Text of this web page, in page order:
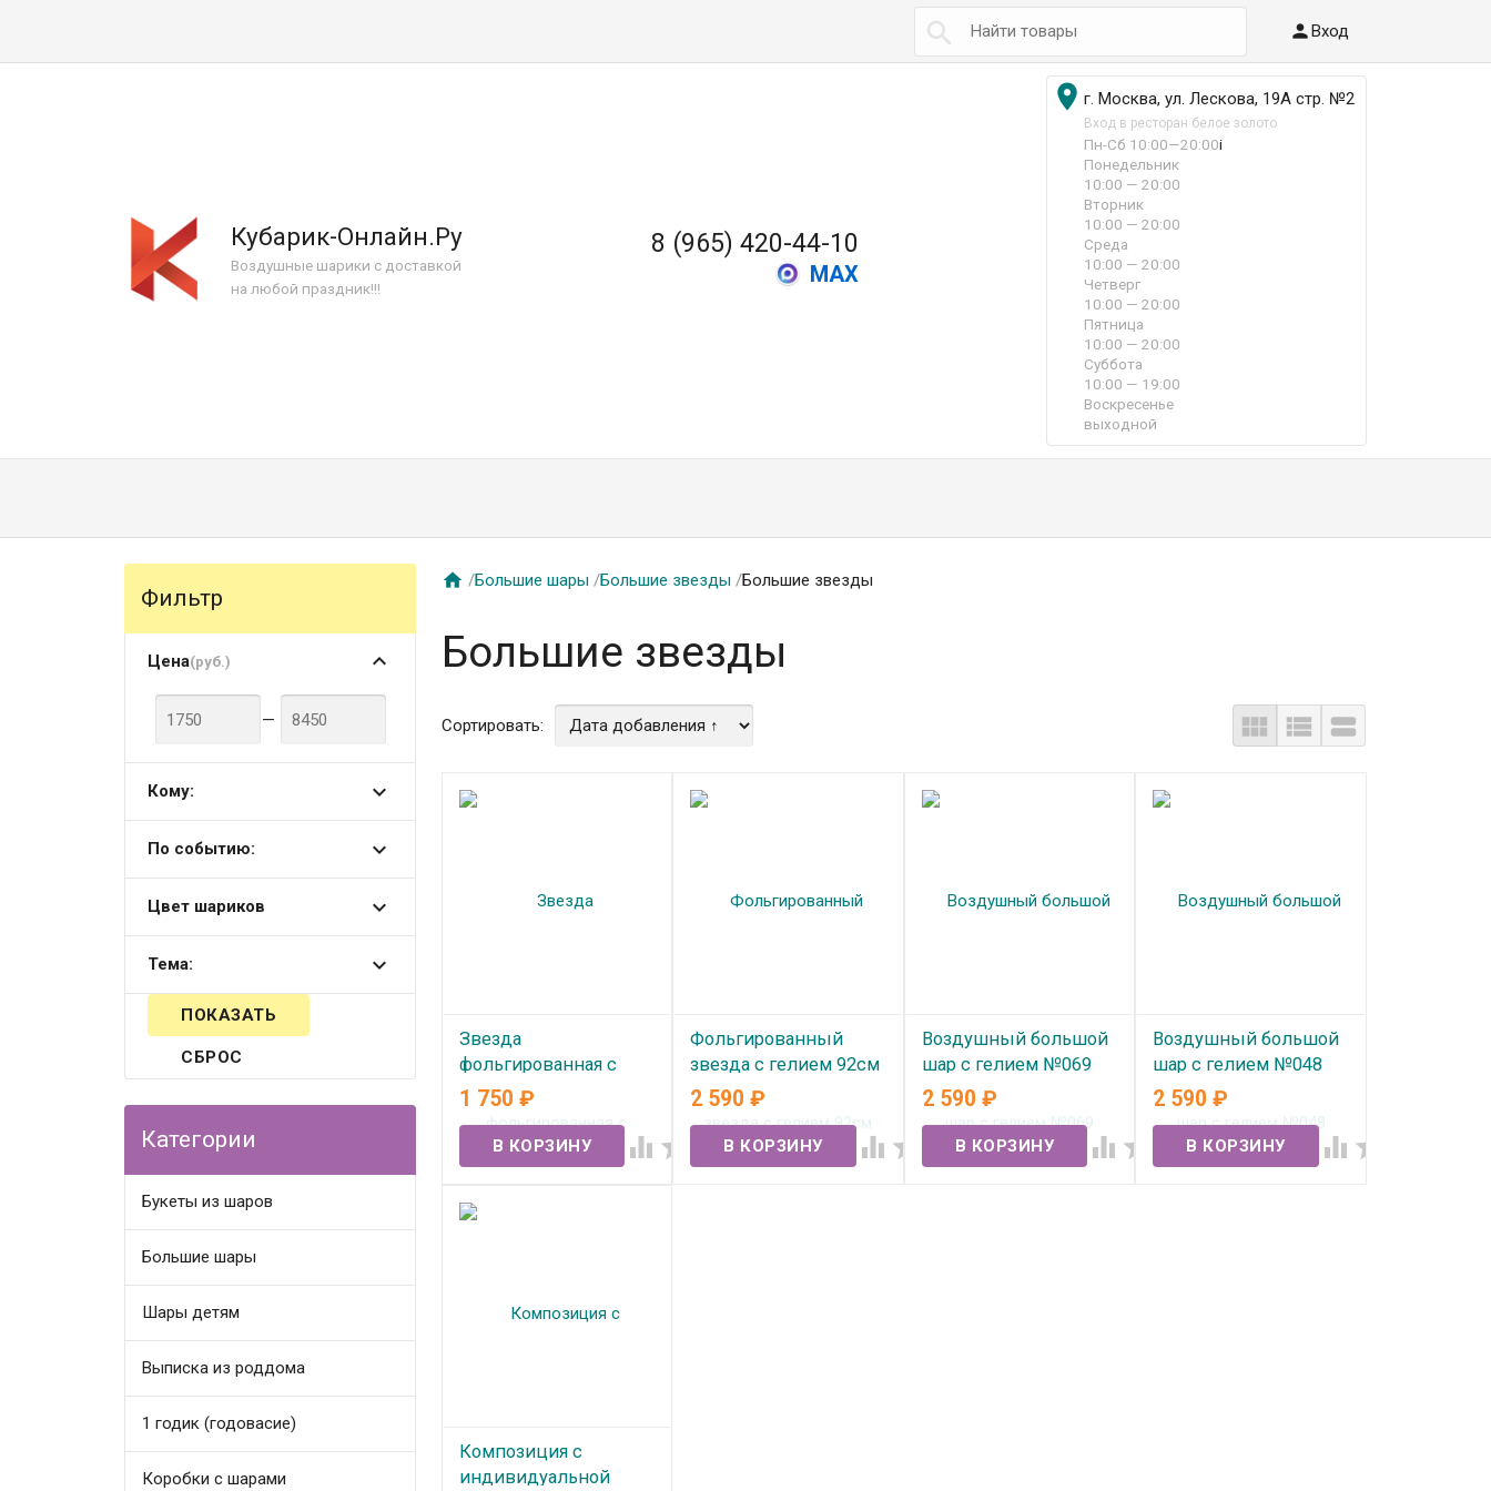
 Вход
Кубарик-Онлайн.Ру
Воздушные шарики с доставкой
на любой праздник!!!
8 (965) 420-44-10
MAX
 г. Москва, ул. Лескова, 19А стр. №2
Вход в ресторан белое золото
Пн-Сб 10:00—20:00i
Понедельник
10:00 — 20:00
Вторник
10:00 — 20:00
Среда
10:00 — 20:00
Четверг
10:00 — 20:00
Пятница
10:00 — 20:00
Суббота
10:00 — 19:00
Воскресенье
выходной
Фильтр
Цена(руб.)
—
Кому:
По событию:
Цвет шариков
Тема:
СБРОС
Категории
Букеты из шаров
Большие шары
Шары детям
Выписка из роддома
1 годик (годовасие)
Коробки с шарами
 /Большие шары /Большие звезды /Большие звезды
Большие звезды
Сортировать:   
Звезда
фольгированная с
гелием "С ДР
КРАСАВЧИК" (82см)
две разные стороны
1 750 ₽
 
Фольгированный
звезда с гелием 92см
№99
В наличии
2 590₽
 
Воздушный большой
шар с гелием №069
В наличии
2 590 ₽
 
Воздушный большой
шар с гелием №048
В наличии
2 590₽
 
Композиция с
индивидуальной